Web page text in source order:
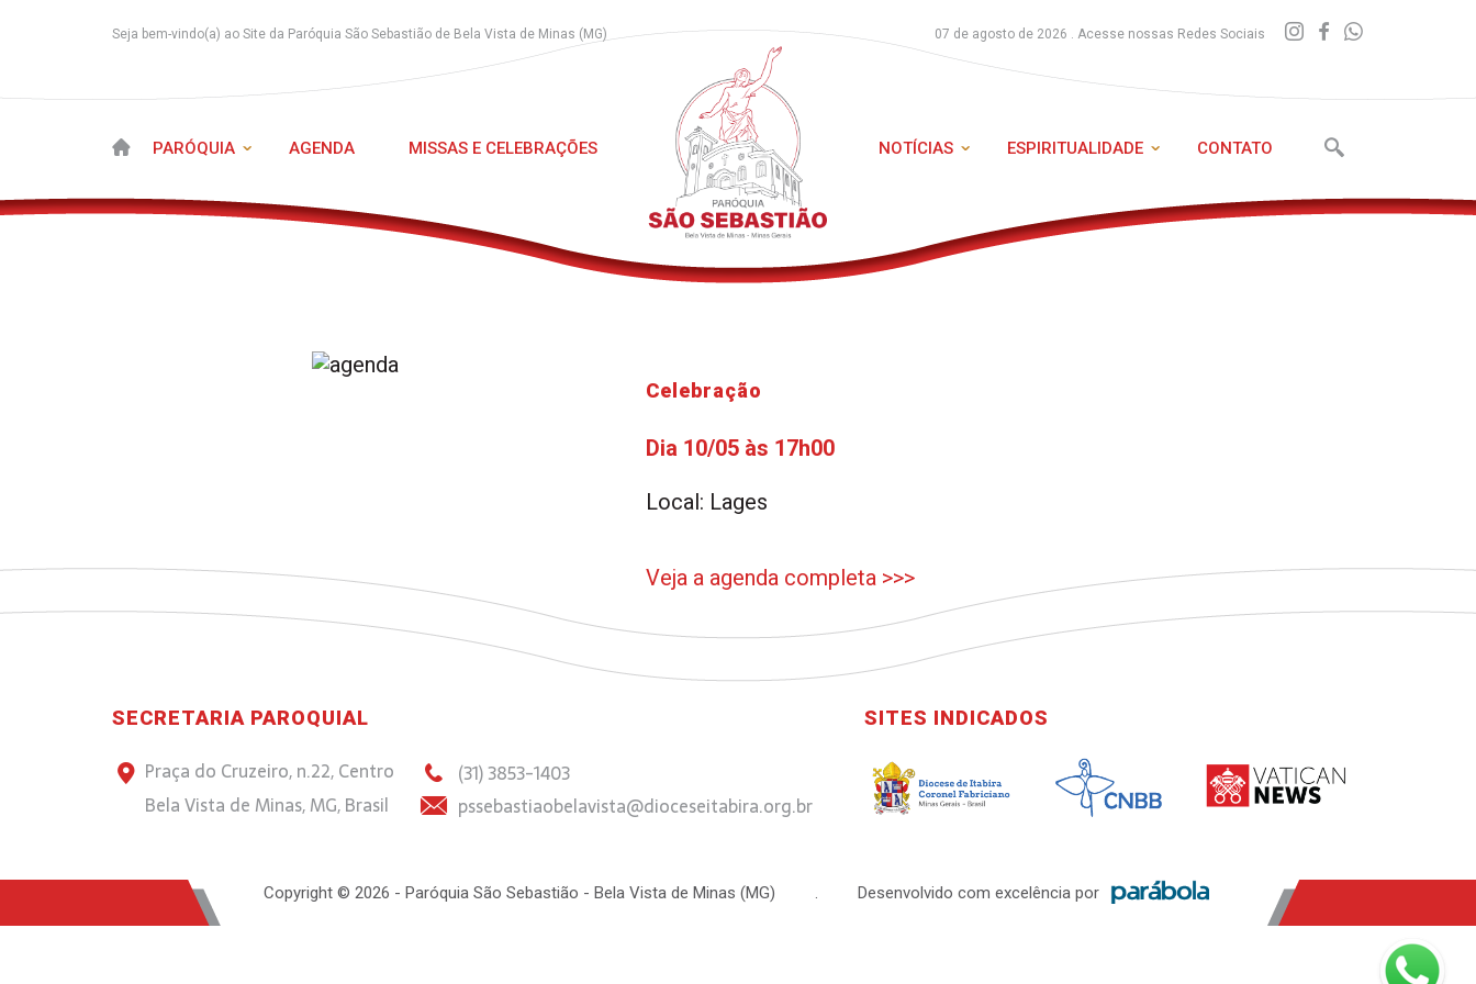
Seja bem-vindo(a) ao Site da Paróquia São Sebastião de Bela Vista de Minas (MG) 07 de agosto de 2026 . Acesse nossas Redes Sociais
PARÓQUIA AGENDA MISSAS E CELEBRAÇÕES NOTÍCIAS ESPIRITUALIDADE CONTATO
Celebração
Dia 10/05 às 17h00
Local: Lages
Veja a agenda completa >>>
SECRETARIA PAROQUIAL
Praça do Cruzeiro, n.22, Centro
Bela Vista de Minas, MG, Brasil
(31) 3853-1403
pssebastiaobelavista@dioceseitabira.org.br
SITES INDICADOS
Copyright © 2026 - Paróquia São Sebastião - Bela Vista de Minas (MG) . Desenvolvido com excelência por